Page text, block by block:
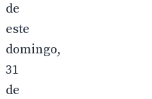
de
este
domingo,
31
de